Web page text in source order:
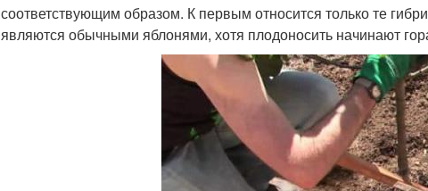
соответствующим образом. К первым относится только те
являются обычными яблонями, хотя плодоносить начинают